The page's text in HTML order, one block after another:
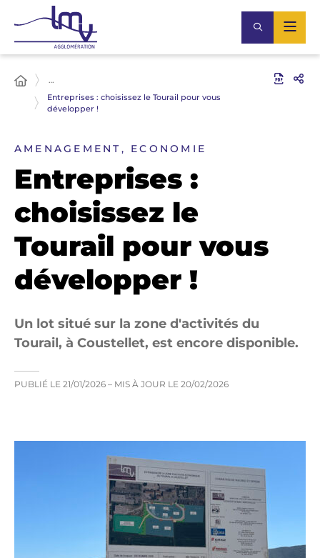
…
Entreprises : choisissez le Tourail pour vous
développer !
AMENAGEMENT, ECONOMIE
Entreprises :
choisissez le
Tourail pour vous
développer !
Un lot situé sur la zone d'activités du
Tourail, à Coustellet, est encore disponible.
PUBLIÉ LE 21/01/2026 – MIS À JOUR LE 20/02/2026